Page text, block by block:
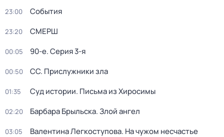
23:00 События
23:20 СМЕРШ
00:05 90-е. Серия 3-я
00:50 СС. Прислужники зла
01:35 Суд истории. Письма из Хиросимы
02:20 Барбара Брыльска. Злой ангел
03:05 Валентина Легкоступова. На чужом несчастье